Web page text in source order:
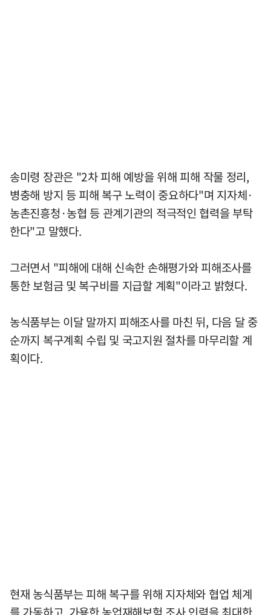
송미령 장관은 "2차 피해 예방을 위해 피해 작물 정리,
병충해 방지 등 피해 복구 노력이 중요하다"며 지자체·
농촌진흥청·농협 등 관계기관의 적극적인 협력을 부탁
한다"고 말했다.
그러면서 "피해에 대해 신속한 손해평가와 피해조사를
통한 보험금 및 복구비를 지급할 계획"이라고 밝혔다.
농식품부는 이달 말까지 피해조사를 마친 뒤, 다음 달 중
순까지 복구계획 수립 및 국고지원 절차를 마무리할 계
획이다.
현재 농식품부는 피해 복구를 위해 지자체와 협업 체계